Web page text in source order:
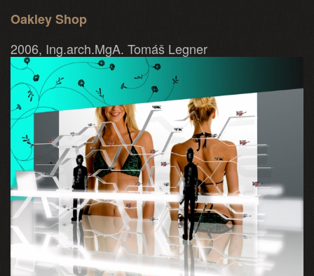
Oakley Shop
2006, Ing.arch.MgA. Tomáš Legner